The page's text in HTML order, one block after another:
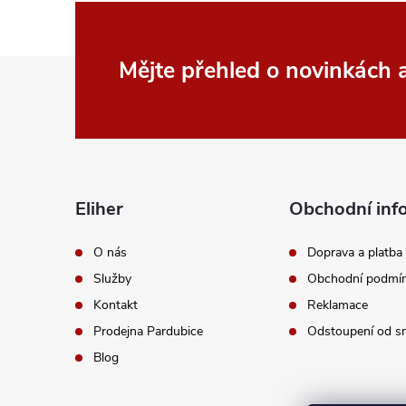
Mějte přehled o novinkách
Eliher
O nás
Služby
Kontakt
Prodejna Pardubice
Blog
Obchodní
Doprava a platba
Obchodní
Reklamace
Odstoupení od